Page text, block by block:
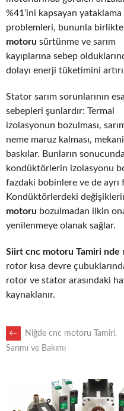
%41’ini kapsayan yataklama
problemleri, bununla birlikte
motoru sürtünme ve sarım
kayıplarına sebep
dolayı enerji tüketimini
Stator sarım sorunlarının
sebepleri şunlardır: Termal
izolasyonun bozulması,
neme maruz kalması,
baskılar. Bunların
kondüktörlerin izolasyonu
fazdaki bobinlere ve de ayrı
Kondüktörlerdeki
motoru bozulmadan ilkin
yenilenmeye olanak sağlar.
Siirt cnc motoru Tamiri nde
rotor kısa devre
rotor ve stator arasındaki
kaynaklanır.
POST
←
Niğde cnc motoru Tamiri,
Sarımı ve Bakımı